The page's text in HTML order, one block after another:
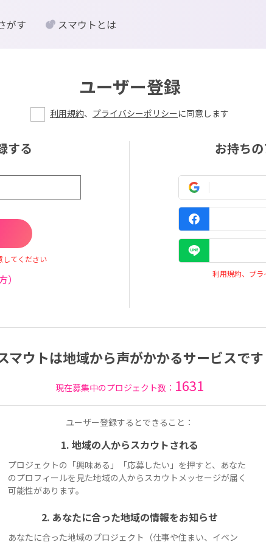
ユーザー登録
利用規約、 プライバシーポリシーに同意します
する
してください
お持ち
利用規約、プ
マウトは地域から声がかかるサービスです
現在募集中のプロジェクト数： 1631
ユーザー登録するとできること：
1. 地域の人からスカウトされる
プロジェクトの「興味ある」「応募したい」を押すと、あなた
のプロフィールを見た地域の人からスカウトメッセージが届く
可能性があります。
2. あなたに合った地域の情報をお知らせ
あなたに合った地域のプロジェクト（仕事や住まい、イベン
がす スマウトとは